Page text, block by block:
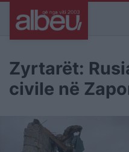
Zyrtarët:
civile në